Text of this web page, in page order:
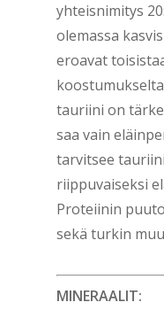
yhteisnimitys
olemassa
eroavat
tauriini on
saa vain
tarvitsee
riippuvaiseksi
Proteiinin
sekä turkin
MINERAALIT: